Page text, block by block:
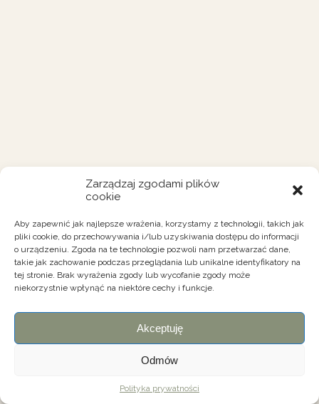
Zarządzaj zgodami plików
cookie
Aby zapewnić jak najlepsze wrażenia, korzystamy z technologii, takich jak
pliki cookie, do przechowywania i/lub uzyskiwania dostępu do informacji
o urządzeniu. Zgoda na te technologie pozwoli nam przetwarzać dane,
takie jak zachowanie podczas przeglądania lub unikalne identyfikatory na
tej stronie. Brak wyrażenia zgody lub wycofanie zgody może
niekorzystnie wpłynąć na niektóre cechy i funkcje.
Akceptuję
Odmów
Polityka prywatności